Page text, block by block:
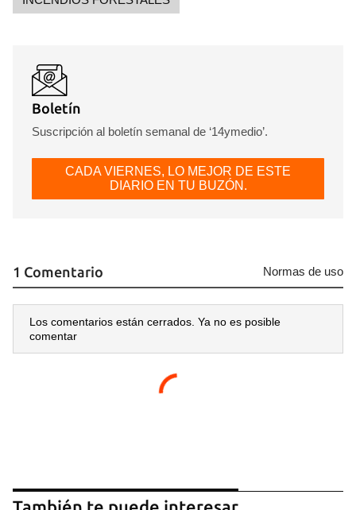
Guardar como favorito
iniciar sesión con tu cuenta de 14ymedio.
INICIAR SESIÓN CANCELAR
Boletín
Suscripción al boletín semanal de ‘14ymedio’.
CADA VIERNES, LO MEJOR DE ESTE
DIARIO EN TU BUZÓN.
1 Comentario Normas de uso
Los comentarios están cerrados. Ya no es posible
comentar